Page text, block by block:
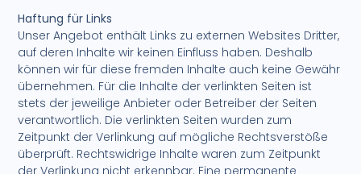
Haftung für Links
Unser Angebot enthält Links zu externen Websites Dritter,
auf deren Inhalte wir keinen Einfluss haben. Deshalb
können wir für diese fremden Inhalte auch keine Gewähr
übernehmen. Für die Inhalte der verlinkten Seiten ist
stets der jeweilige Anbieter oder Betreiber der Seiten
verantwortlich. Die verlinkten Seiten wurden zum
Zeitpunkt der Verlinkung auf mögliche Rechtsverstöße
überprüft. Rechtswidrige Inhalte waren zum Zeitpunkt